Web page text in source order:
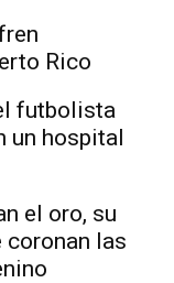
Rico
futbolista
un hospital
el oro, su
las